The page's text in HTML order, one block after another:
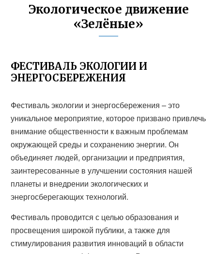
Экологическое движение
«Зелёные»
ФЕСТИВАЛЬ ЭКОЛОГИИ И
ЭНЕРГОСБЕРЕЖЕНИЯ
Фестиваль экологии и энергосбережения – это
уникальное мероприятие, которое призвано привлечь
внимание общественности к важным проблемам
окружающей среды и сохранению энергии. Он
объединяет людей, организации и предприятия,
заинтересованные в улучшении состояния нашей
планеты и внедрении экологических и
энергосберегающих технологий.
Фестиваль проводится с целью образования и
просвещения широкой публики, а также для
стимулирования развития инноваций в области